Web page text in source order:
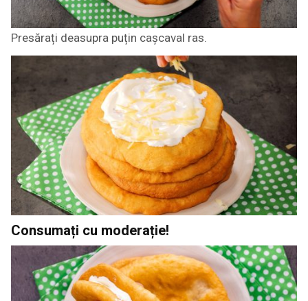
Presărați deasupra puțin cașcaval ras.
Consumați cu moderație!